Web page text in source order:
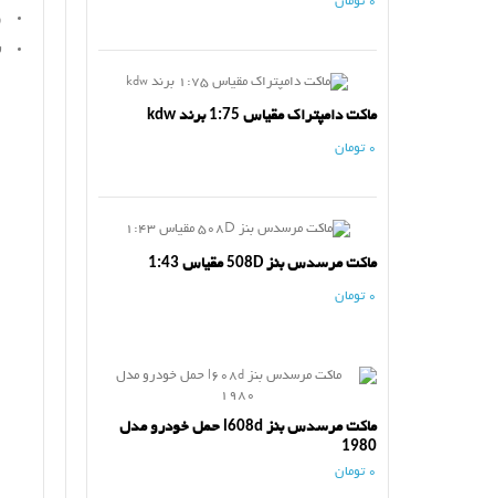
ماکت دامپتراک مقیاس 1:75 برند kdw
0 تومان
ماکت مرسدس بنز 508D مقیاس 1:43
0 تومان
ماکت مرسدس بنز l608d حمل خودرو مدل
1980
0 تومان